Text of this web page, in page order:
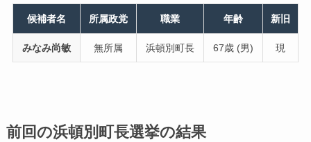
候補者名 所属政党 職業 年齢 新旧
みなみ尚敏 無所属 浜頓別町長 67歳 (男) 現
前回の浜頓別町長選挙の結果